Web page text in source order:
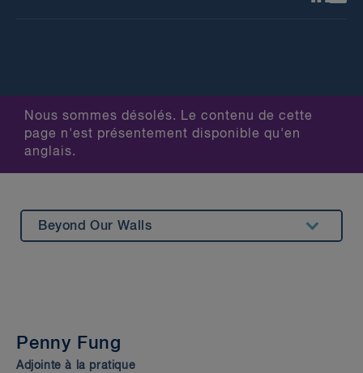
Nous sommes désolés. Le contenu de cette
page n'est présentement disponible qu'en
anglais.
Beyond Our Walls
Awards & Recognitions
Penny Fung
Adjointe à la pratique